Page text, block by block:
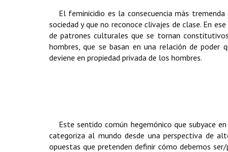
El feminicidio es la consecuencia más
sociedad y que no reconoce clivajes de clase. En
de patrones culturales que se tornan
hombres, que se basan en una relación de
deviene en propiedad privada de los hombres.
Este sentido común hegemónico que subyace
categoriza al mundo desde una perspectiva de
opuestas que pretenden definir cómo debemos